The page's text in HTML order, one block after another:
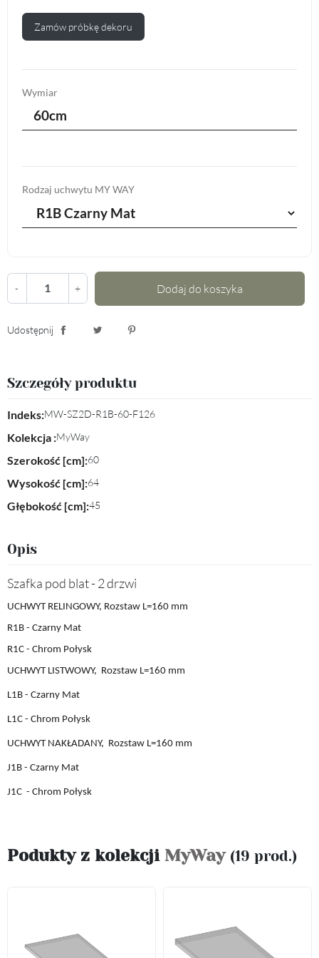
Zamów próbkę dekoru
Wymiar
60cm
Rodzaj uchwytu MY WAY
- + Dodaj do koszyka
Udostępnij
Szczegóły produktu
Indeks:MW-SZ2D-R1B-60-F126
Kolekcja :MyWay
Szerokość [cm]:60
Wysokość [cm]:64
Głębokość [cm]:45
Opis
Szafka pod blat - 2 drzwi
UCHWYT RELINGOWY, Rozstaw L=160 mm
R1B - Czarny Mat
R1C - Chrom Połysk
UCHWYT LISTWOWY, Rozstaw L=160 mm
L1B - Czarny Mat
L1C - Chrom Połysk
UCHWYT NAKŁADANY, Rozstaw L=160 mm
J1B - Czarny Mat
J1C - Chrom Połysk
Podukty z kolekcji MyWay (19 prod.)